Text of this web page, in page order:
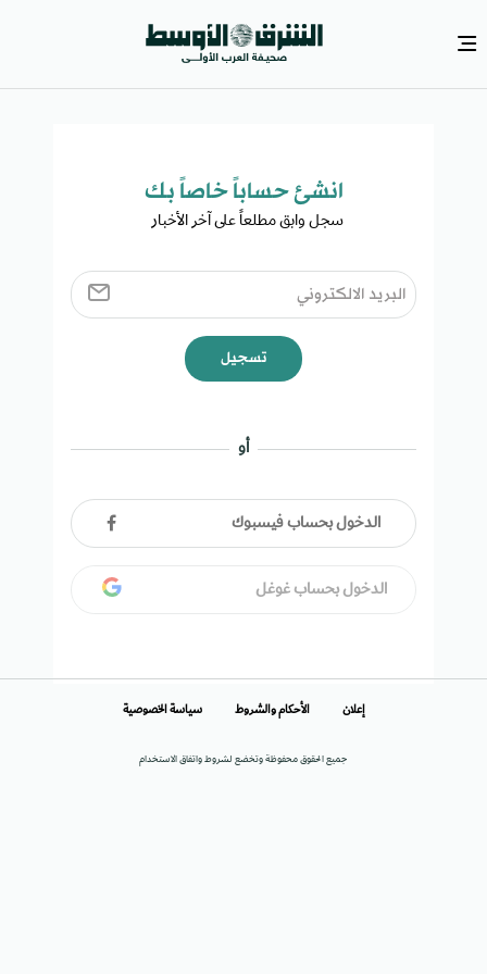
انشئ حساباً خاصاً بك​
سجل وابق مطلعاً على آخر الأخبار ​
تسجيل
أو
الدخول بحساب فيسبوك
الدخول بحساب غوغل
جميع الحقوق محفوظة وتخضع لشروط واتفاق الاستخدام
إعلان الأحكام والشروط سياسة الخصوصية